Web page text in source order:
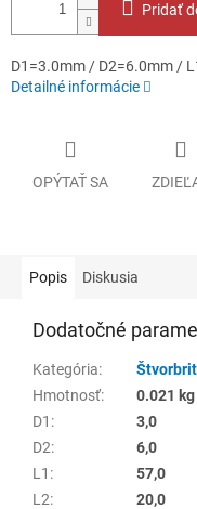
Pridať
D1=3.0mm / D2=6.0mm /
Detailné informácie
OPÝTAŤ SA
Popis Diskusia
Dodatočné
Kategória:
Hmotnosť:
0.021 kg
D1 :
3,0
D2:
6,0
L1 :
57,0
L2:
20,0